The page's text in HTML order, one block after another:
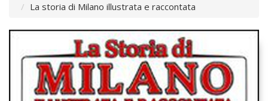
La storia di Milano illustrata e raccontata